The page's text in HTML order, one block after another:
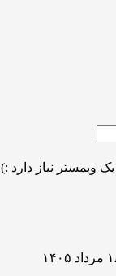
وبمستر نیاز دارد :)